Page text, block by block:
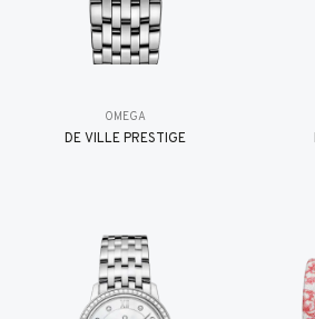
OMEGA
DE VILLE PRESTIGE